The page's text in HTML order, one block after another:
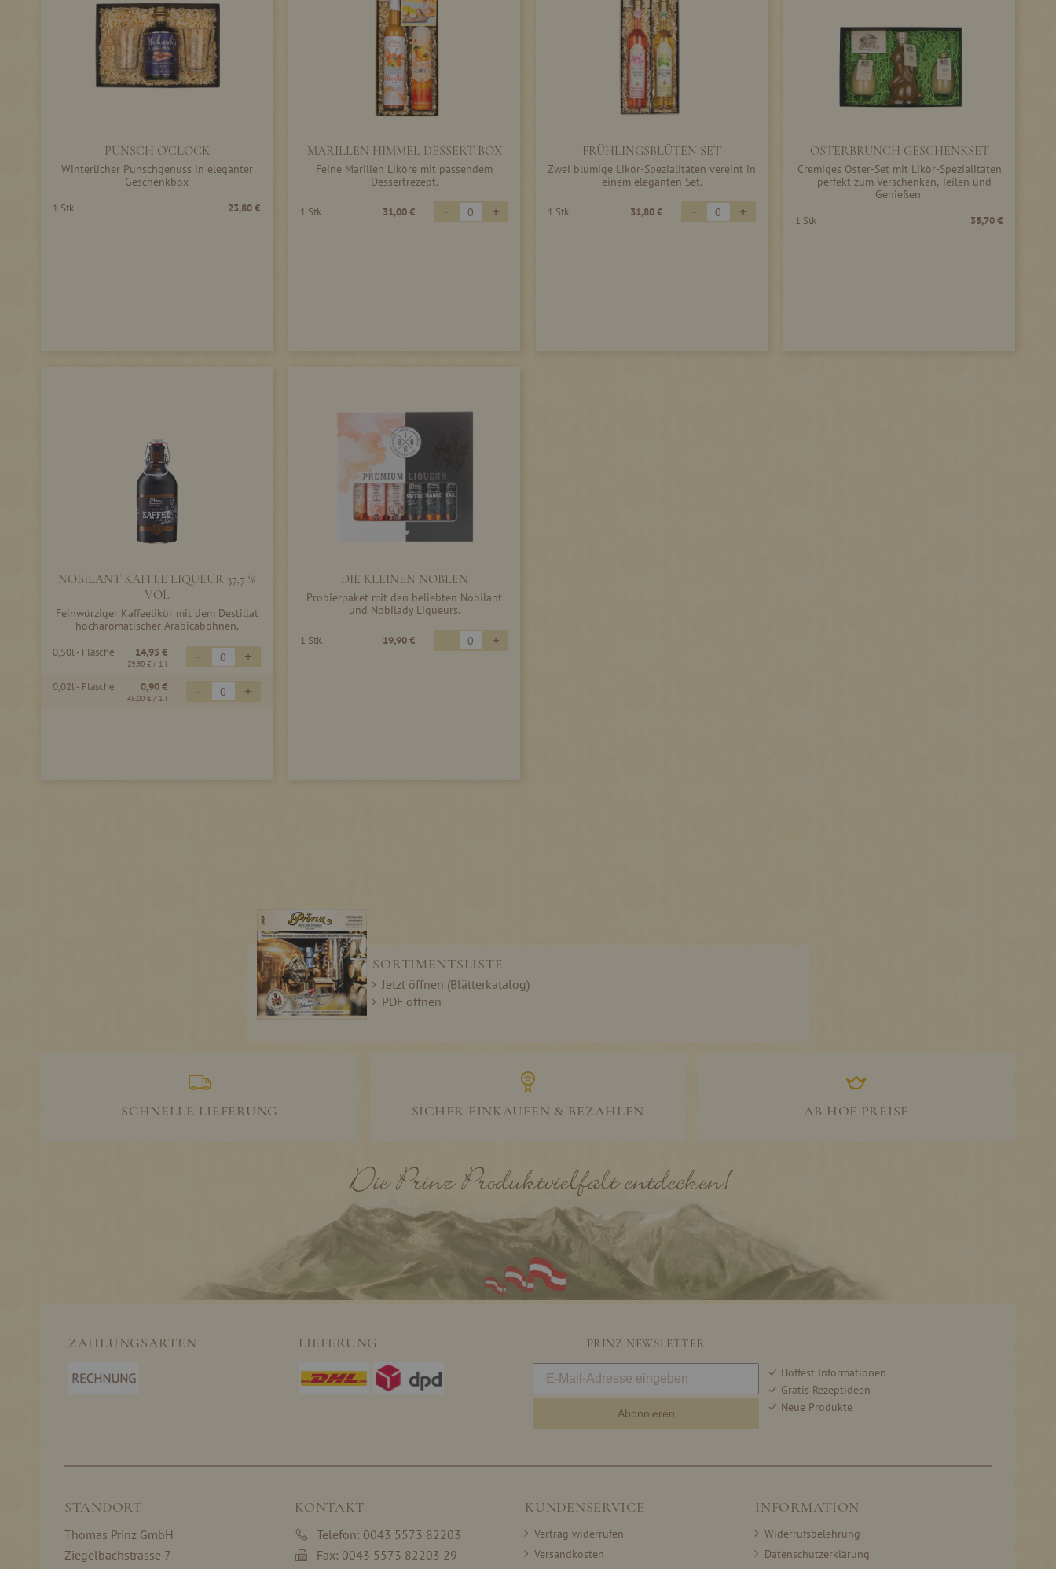
PUNSCH O'CLOCK
Winterlicher Punschgenuss in eleganter
Geschenkbox
1 Stk. 23,80 €
MARILLEN HIMMEL DESSERT BOX
Feine Marillen Liköre mit passendem
Dessertrezept.
1 Stk 31,00 € - +
FRÜHLINGSBLÜTEN SET
Zwei blumige Likör-Spezialitäten vereint in
einem eleganten Set.
1 Stk 31,80 € - +
OSTERBRUNCH GESCHENKSET
Cremiges Oster-Set mit Likör-Spezialitäten
– perfekt zum Verschenken, Teilen und
Genießen.
1 Stk 35,70 €
NOBILANT KAFFEE LIQUEUR 37,7 %
VOL
Feinwürziger Kaffeelikör mit dem Destillat
hocharomatischer Arabicabohnen.
0,50l - Flasche 14,95 €
29,90 € / 1 l - +
0,02l - Flasche 0,90 €
45,00 € / 1 l - +
DIE KLEINEN NOBLEN
Probierpaket mit den beliebten Nobilant
und Nobilady Liqueurs.
1 Stk. 19,90 € - +
SORTIMENTSLISTE
Jetzt öffnen (Blätterkatalog)
PDF öffnen
SCHNELLE LIEFERUNG SICHER EINKAUFEN & BEZAHLEN AB HOF PREISE
ZAHLUNGSARTEN LIEFERUNG PRINZ NEWSLETTER
Abonnieren
Hoffest Informationen
Gratis Rezeptideen
Neue Produkte
STANDORT
Thomas Prinz GmbH
Ziegelbachstrasse 7
KONTAKT
Telefon: 0043 5573 82203
Fax: 0043 5573 82203 29
KUNDENSERVICE
Vertrag widerrufen
Versandkosten
INFORMATION
Widerrufsbelehrung
Datenschutzerklärung